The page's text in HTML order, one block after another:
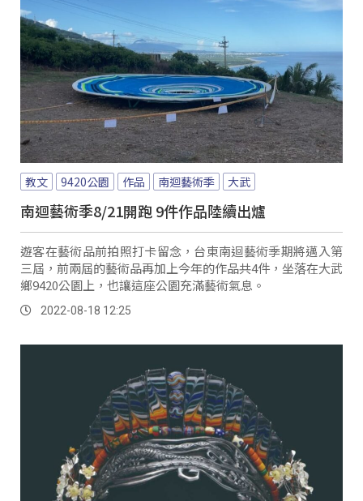
教文 9420公園 作品 南迴藝術季 大武
南迴藝術季8/21開跑 9件作品陸續出爐
遊客在藝術品前拍照打卡留念，台東南迴藝術季期將邁入第
三屆，前兩屆的藝術品再加上今年的作品共4件，坐落在大武
鄉9420公園上，也讓這座公園充滿藝術氣息。
2022-08-18 12:25